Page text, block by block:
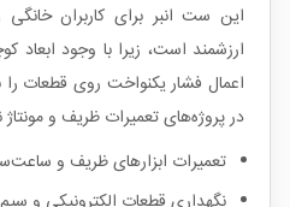
این ست انبر برای کاربران خانگی
ارزشمند است، زیرا با وجود ابعاد
اعمال فشار یکنواخت روی قطعات
در پروژه‌های تعمیرات ظریف و
تعمیرات ابزارهای ظریف و